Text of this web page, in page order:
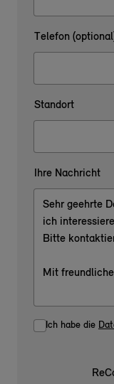
Telefon
Standort
Ihre Nachricht
Ich habe die